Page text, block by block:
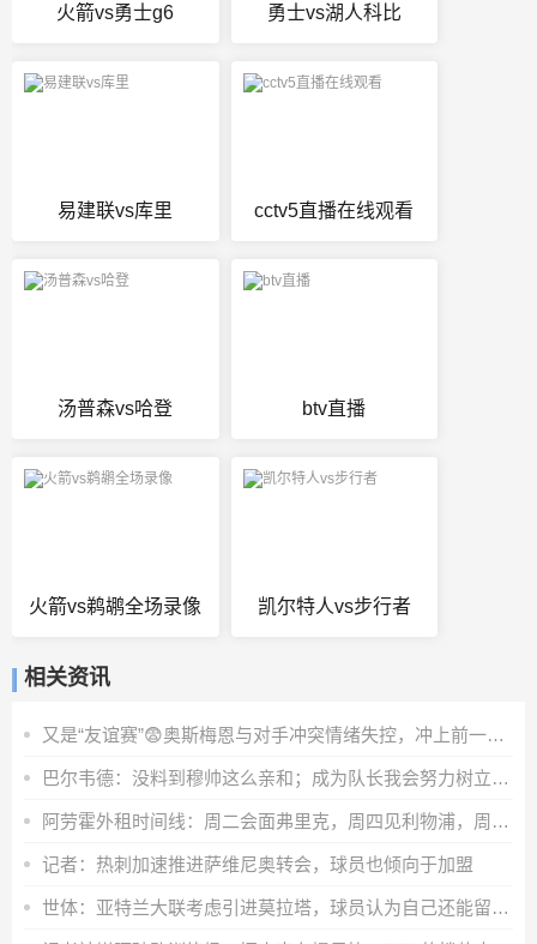
火箭vs勇士g6 勇士vs湖人科比
易建联vs库里 cctv5直播在线观看
汤普森vs哈登 btv直播
火箭vs鹈鹕全场录像 凯尔特人vs步行者
相关资讯
又是“友谊赛”😨奥斯梅恩与对手冲突情绪失控，冲上前一把推翻
巴尔韦德：没料到穆帅这么亲和；成为队长我会努力树立正向表率
阿劳霍外租时间线：周二会面弗里克，周四见利物浦，周五晚间敲定
记者：热刺加速推进萨维尼奥转会，球员也倾向于加盟
世体：亚特兰大联考虑引进莫拉塔，球员认为自己还能留在顶级联赛